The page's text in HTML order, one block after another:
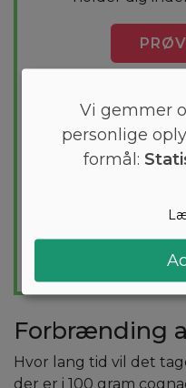
PRØV
Forbrænding
Hvor lang tid vil det
der er i 100 gram
Vi gemmer
personlige
formål: